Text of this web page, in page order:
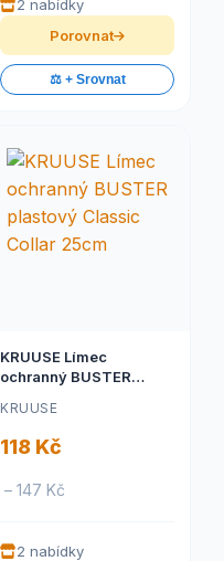
2 nabídky
Porovnat
⚖️ + Srovnat
KRUUSE Límec
ochranný BUSTER
25cm
KRUUSE
118 Kč
– 147 Kč
2 nabídky